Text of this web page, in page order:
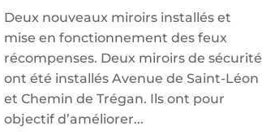
Deux nouveaux miroirs installés et
mise en fonctionnement des feux
récompenses. Deux miroirs de sécurité
ont été installés Avenue de Saint-Léon
et Chemin de Trégan. Ils ont pour
objectif d’améliorer...